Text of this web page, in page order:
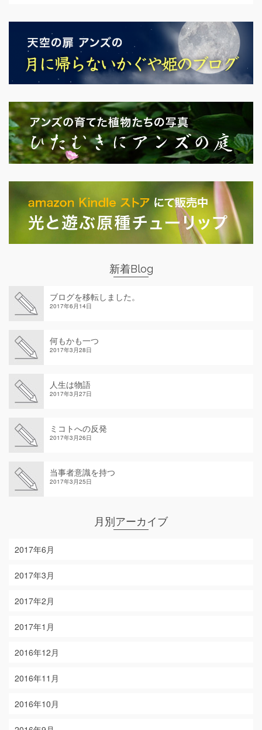
新着Blog
ブログを移転しました。
2017年6月14日
何もかも一つ
2017年3月28日
人生は物語
2017年3月27日
ミコトへの反発
2017年3月26日
当事者意識を持つ
2017年3月25日
月別アーカイブ
2017年6月
2017年3月
2017年2月
2017年1月
2016年12月
2016年11月
2016年10月